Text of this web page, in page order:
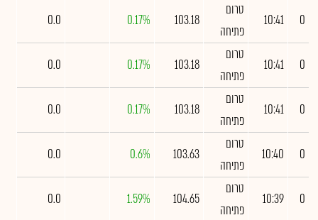
0
10:41
טרום
פתיחה
103.18
0.17%
0.0
0
10:41
טרום
פתיחה
103.18
0.17%
0.0
0
10:41
טרום
פתיחה
103.18
0.17%
0.0
0
10:40
טרום
פתיחה
103.63
0.6%
0.0
0
10:39
טרום
פתיחה
104.65
1.59%
0.0